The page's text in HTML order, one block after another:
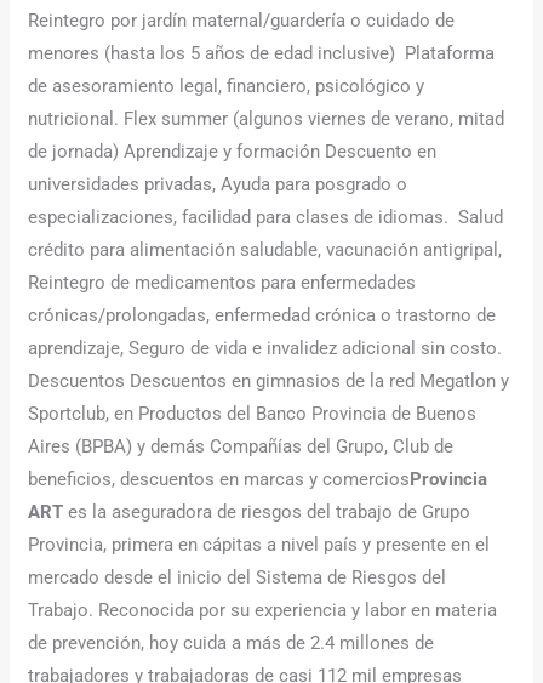
Reintegro por jardín maternal/guardería o cuidado de
menores (hasta los 5 años de edad inclusive) ‍ Plataforma
de asesoramiento legal, financiero, psicológico y
nutricional. Flex summer (algunos viernes de verano, mitad
de jornada) Aprendizaje y formación Descuento en
universidades privadas, Ayuda para posgrado o
especializaciones, facilidad para clases de idiomas. ‍ Salud
crédito para alimentación saludable, vacunación antigripal,
Reintegro de medicamentos para enfermedades
crónicas/prolongadas, enfermedad crónica o trastorno de
aprendizaje, Seguro de vida e invalidez adicional sin costo.
Descuentos Descuentos en gimnasios de la red Megatlon y
Sportclub, en Productos del Banco Provincia de Buenos
Aires (BPBA) y demás Compañías del Grupo, Club de
beneficios, descuentos en marcas y comerciosProvincia
ARTes la aseguradora de riesgos del trabajo de Grupo
Provincia, primera en cápitas a nivel país y presente en el
mercado desde el inicio del Sistema de Riesgos del
Trabajo. Reconocida por su experiencia y labor en materia
de prevención, hoy cuida a más de 2.4 millones de
trabajadores y trabajadoras de casi 112 mil empresas